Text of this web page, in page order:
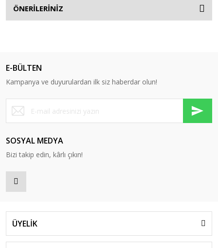
ÖNERİLERİNİZ
E-BÜLTEN
Kampanya ve duyurulardan ilk siz haberdar olun!
SOSYAL MEDYA
Bizi takip edin, kârlı çıkın!
ÜYELİK